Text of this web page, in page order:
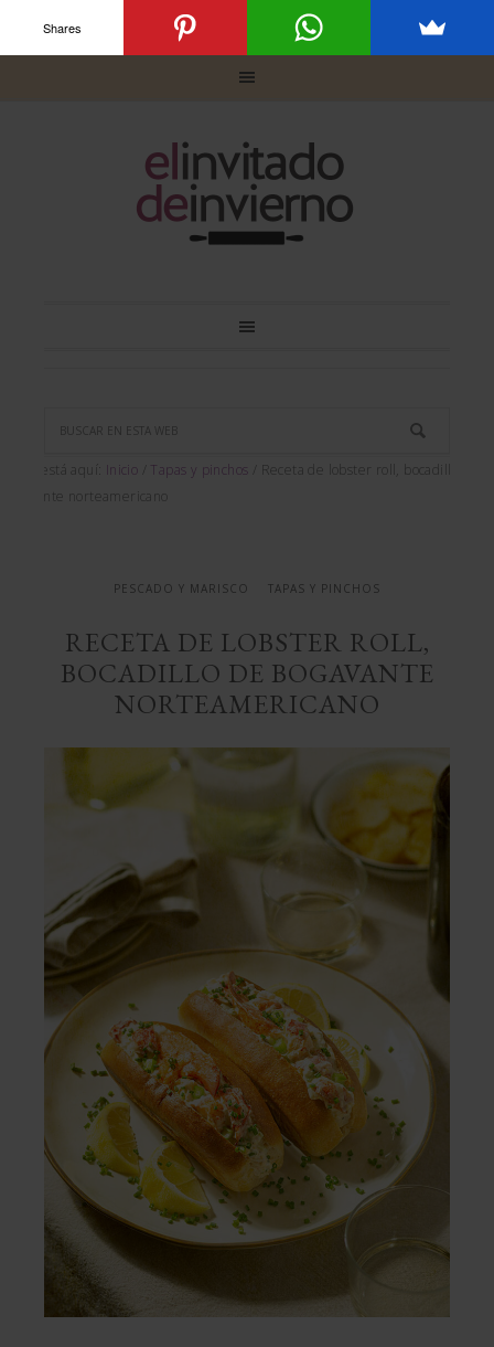
Usted está aquí: Inicio Tapas y pinchos
Receta de lobster roll, bocadillo de
bogavante norteamericano
PESCADO Y MARISCO TAPAS Y PINCHOS
RECETA DE LOBSTER ROLL,
BOCADILLO DE BOGAVANTE
NORTEAMERICANO
Shares